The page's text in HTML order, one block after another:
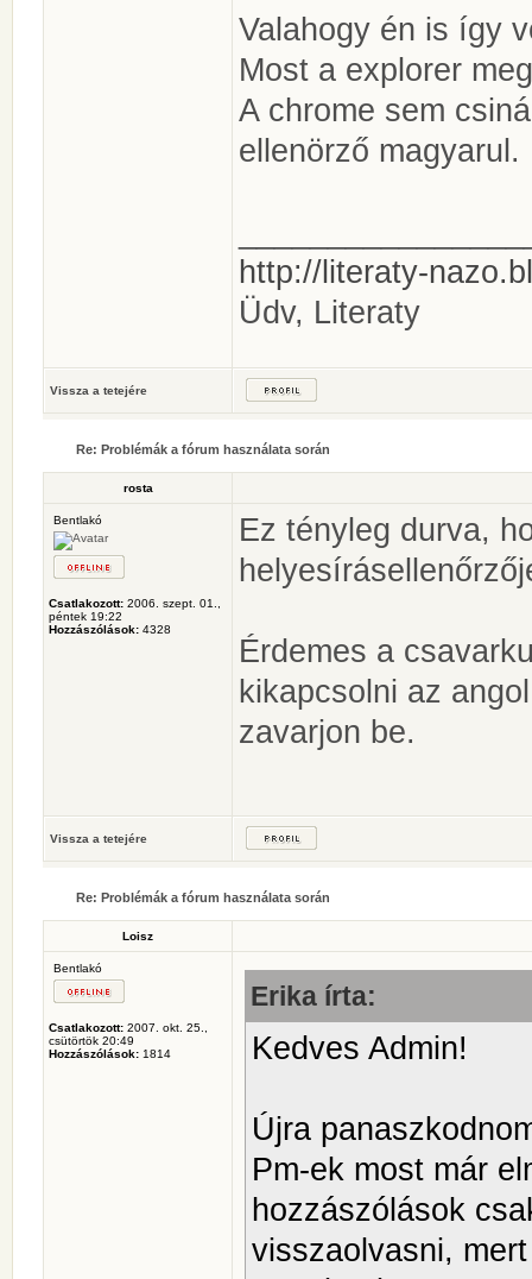
Valahogy én is így
Most a explorer
A chrome sem
ellenörző magyarul.
http://literaty-
Üdv, Literaty
Vissza a tetejére
Re: Problémák a fórum használata során
rosta
Bentlakó
Csatlakozott: 2006. szept. 01.,
péntek 19:22
Hozzászólások: 4328
Ez tényleg durva,
Érdemes a
kikapcsolni az
zavarjon be.
Vissza a tetejére
Re: Problémák a fórum használata során
Loisz
Bentlakó
Csatlakozott: 2007. okt. 25.,
csütörtök 20:49
Hozzászólások: 1814
Erika írta:
Kedves Admin!
Újra
Pm-ek most már
hozzászólások
visszaolvasni,